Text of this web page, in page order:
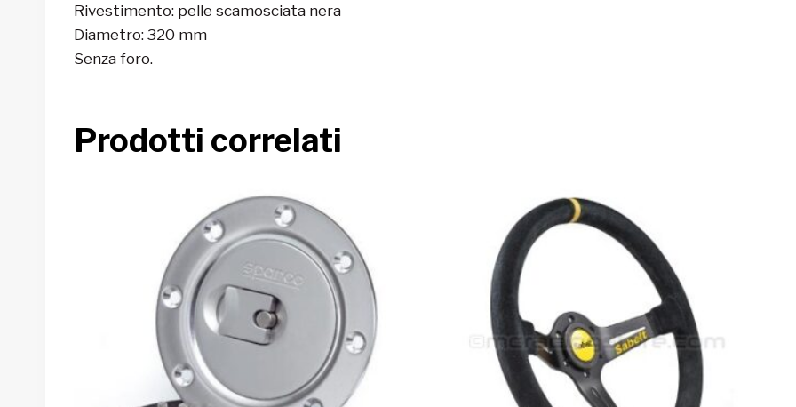
Rivestimento: pelle scamosciata nera
Diametro: 320 mm
Senza foro.
Prodotti correlati